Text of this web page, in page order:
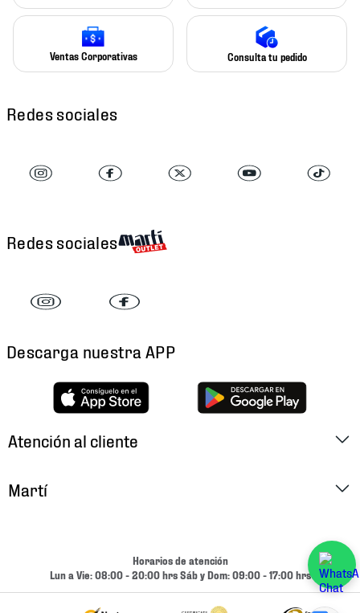
Ventas Corporativas Consulta tu pedido
Redes sociales
Redes sociales
Descarga nuestra APP
Atención al cliente
Cambios y Devoluciones
Martí
Horarios de atención
Lun a Vie: 08:00 - 20:00 hrs Sáb y Dom: 09:00 - 17:00 hrs